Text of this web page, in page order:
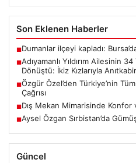
Son Eklenen Haberler
■Dumanlar ilçeyi kapladı:
■Adıyamanlı Yıldırım Ailesinin
Dönüştü: İkiz Kızlarıyla
■Özgür Özel’den Türkiye’nin
Çağrısı
■Dış Mekan Mimarisinde Konfor
■Aysel Özgan Sırbistan’da
Güncel